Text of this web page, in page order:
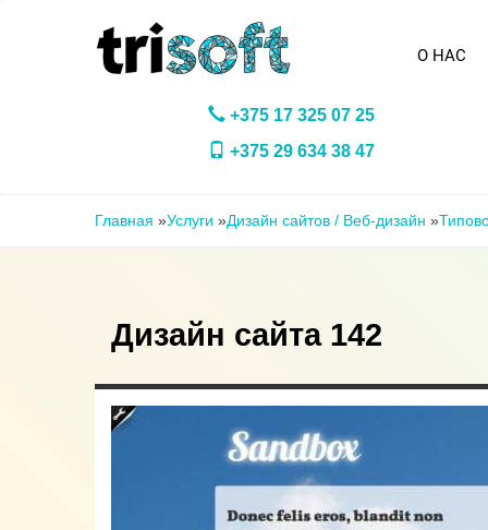
О НАС
+375 17 325 07 25
+375 29 634 38 47
Главная »Услуги »Дизайн сайтов / Веб-дизайн »
Дизайн сайта 142